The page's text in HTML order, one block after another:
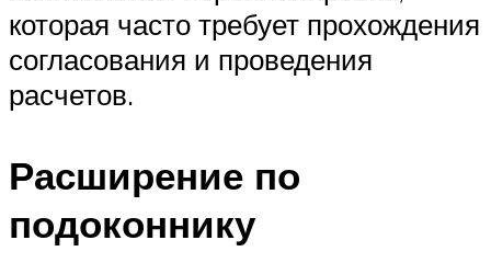
которая часто требует прохождения
согласования и проведения
расчетов.
Расширение по
подоконнику